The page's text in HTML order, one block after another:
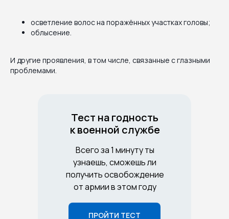
осветление волос на поражённых участках головы;
облысение.
И другие проявления, в том числе, связанные с глазными
проблемами.
ПРОЙТИ ТЕСТ
Тест на годность
к военной службе
Всего за 1 минуту ты
узнаешь, сможешь ли
получить освобождение
от армии в этом году